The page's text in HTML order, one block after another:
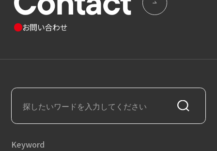
お問い合わせ
Keyword